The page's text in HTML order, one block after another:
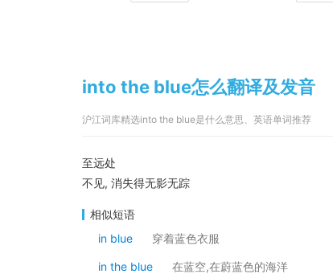
into the blue怎么翻译及发音
沪江词库精选into the blue是什么意思、英语单词推荐
至远处
不见, 消失得无影无踪
相似短语
in blue
穿着蓝色衣服
in the blue 在蓝空,在蔚蓝色的海洋